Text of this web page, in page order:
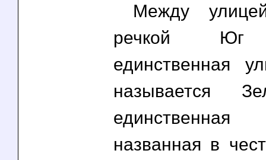
Между
речкой Юг
единственная
называется
названная в